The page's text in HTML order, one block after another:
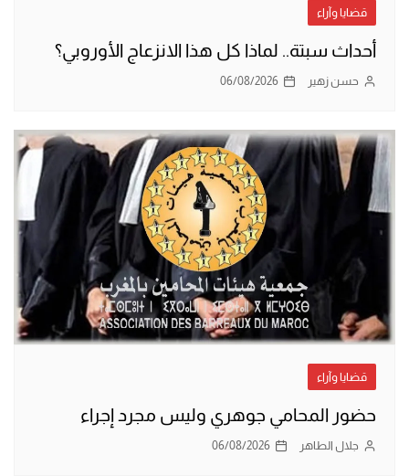
قضايا وآراء
أحداث سبتة.. لماذا كل هذا الانزعاج الأوروبي؟
حسن زهير 06/08/2026
قضايا وآراء
حضور المحامي جوهري وليس مجرد إجراء
جلال الطاهر 06/08/2026